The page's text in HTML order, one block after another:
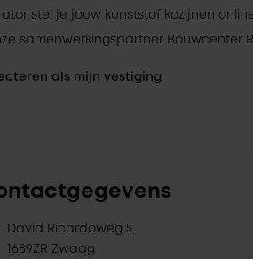
stel je jouw kunststof kozijnen
samenwerkingspartner Bouwcenter
als mijn vestiging
David Ricardoweg 5,
1689ZR Zwaag